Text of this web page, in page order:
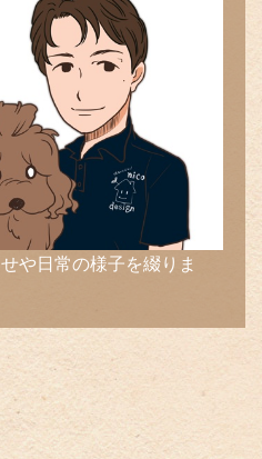
や日常の様子を綴りま